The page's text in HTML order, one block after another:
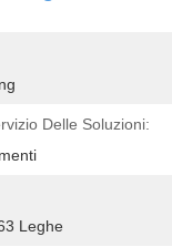
Delle Soluzioni:
Leghe